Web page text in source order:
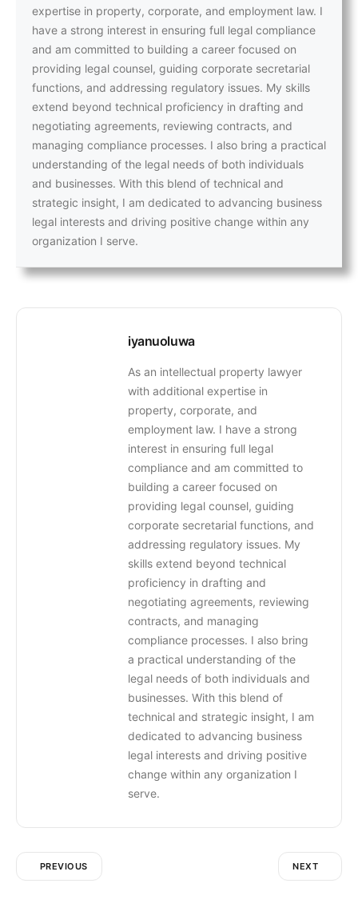
expertise in property, corporate, and employment law. I
have a strong interest in ensuring full legal compliance
and am committed to building a career focused on
providing legal counsel, guiding corporate secretarial
functions, and addressing regulatory issues. My skills
extend beyond technical proficiency in drafting and
negotiating agreements, reviewing contracts, and
managing compliance processes. I also bring a practical
understanding of the legal needs of both individuals
and businesses. With this blend of technical and
strategic insight, I am dedicated to advancing business
legal interests and driving positive change within any
organization I serve.
iyanuoluwa
As an intellectual property lawyer
with additional expertise in
property, corporate, and
employment law. I have a strong
interest in ensuring full legal
compliance and am committed to
building a career focused on
providing legal counsel, guiding
corporate secretarial functions, and
addressing regulatory issues. My
skills extend beyond technical
proficiency in drafting and
negotiating agreements, reviewing
contracts, and managing
compliance processes. I also bring
a practical understanding of the
legal needs of both individuals and
businesses. With this blend of
technical and strategic insight, I am
dedicated to advancing business
legal interests and driving positive
change within any organization I
serve.
PREVIOUS NEXT